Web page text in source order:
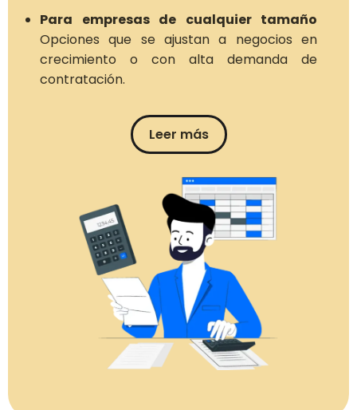
Para empresas de cualquier tamaño
Opciones que se ajustan a negocios en
crecimiento o con alta demanda de
contratación.
Leer más